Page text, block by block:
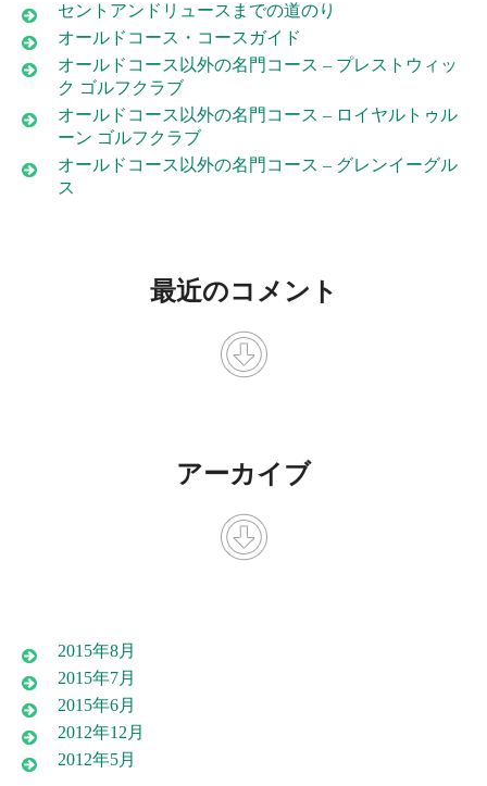
セントアンドリュースまでの道のり
オールドコース・コースガイド
オールドコース以外の名門コース – プレストウィッ
ク ゴルフクラブ
オールドコース以外の名門コース – ロイヤルトゥル
ーン ゴルフクラブ
オールドコース以外の名門コース – グレンイーグル
ス
最近のコメント
アーカイブ
2015年8月
2015年7月
2015年6月
2012年12月
2012年5月